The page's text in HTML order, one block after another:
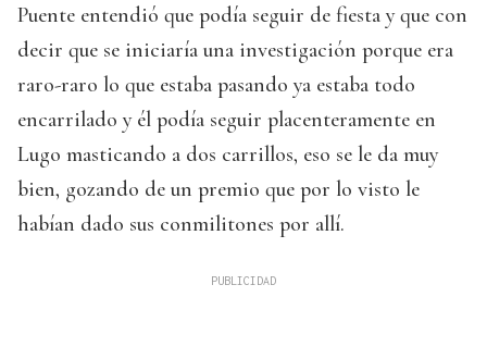
Puente entendió que podía seguir de fiesta y que con
decir que se iniciaría una investigación porque era
raro-raro lo que estaba pasando ya estaba todo
encarrilado y él podía seguir placenteramente en
Lugo masticando a dos carrillos, eso se le da muy
bien, gozando de un premio que por lo visto le
habían dado sus conmilitones por allí.